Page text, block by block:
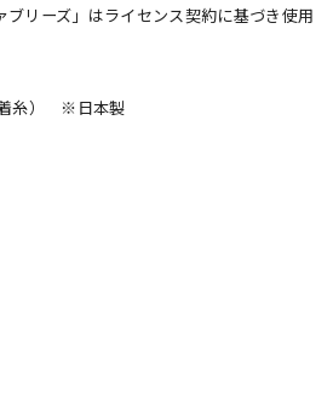
リーズ」はライセンス契約に基づき使用
着糸） ※日本製